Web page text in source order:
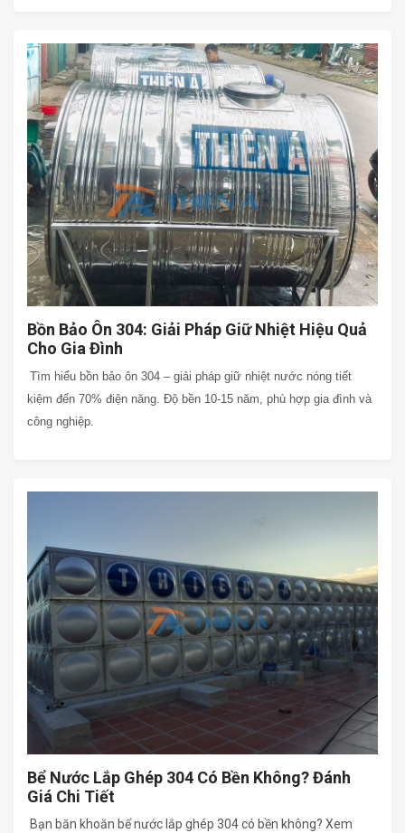
Bồn Bảo Ôn 304: Giải Pháp Giữ Nhiệt Hiệu Quả
Cho Gia Đình
Tìm hiểu bồn bảo ôn 304 – giải pháp giữ nhiệt nước nóng tiết
kiệm đến 70% điện năng. Độ bền 10-15 năm, phù hợp gia đình và
công nghiệp.
Bể Nước Lắp Ghép 304 Có Bền Không? Đánh
Giá Chi Tiết
Bạn băn khoăn bể nước lắp ghép 304 có bền không? Xem